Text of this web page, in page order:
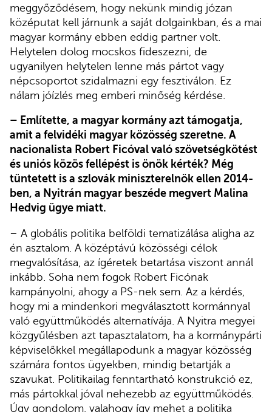
meggyőződésem, hogy nekünk mindig józan
középutat kell járnunk a saját dolgainkban, és a mai
magyar kormány ebben eddig partner volt.
Helytelen dolog mocskos fideszezni, de
ugyanilyen helytelen lenne más pártot vagy
népcsoportot szidalmazni egy fesztiválon. Ez
nálam jóízlés meg emberi minőség kérdése.
– Említette, a magyar kormány azt támogatja,
amit a felvidéki magyar közösség szeretne. A
nacionalista Robert Ficóval való szövetségkötést
és uniós közös fellépést is önök kérték? Még
tüntetett is a szlovák miniszterelnök ellen 2014-
ben, a Nyitrán magyar beszéde megvert Malina
Hedvig ügye miatt.
– A globális politika belföldi tematizálása aligha az
én asztalom. A középtávú közösségi célok
megvalósítása, az ígéretek betartása viszont annál
inkább. Soha nem fogok Robert Ficónak
kampányolni, ahogy a PS-nek sem. Az a kérdés,
hogy mi a mindenkori megválasztott kormánnyal
való együttműködés alternatívája. A Nyitra megyei
közgyűlésben azt tapasztalatom, ha a kormánypárti
képviselőkkel megállapodunk a magyar közösség
számára fontos ügyekben, mindig betartják a
szavukat. Politikailag fenntartható konstrukció ez,
más pártokkal jóval nehezebb az együttműködés.
Úgy gondolom, valahogy így mehet a politika